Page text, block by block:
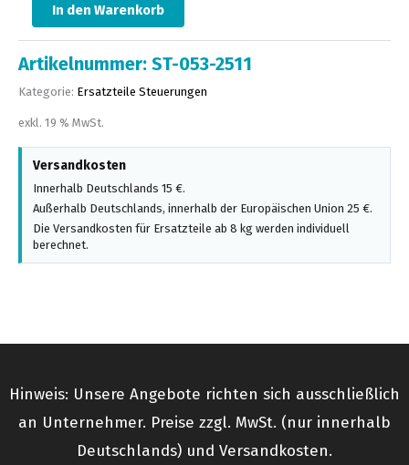
In den Warenkorb
Artikelnummer: ST-053-2511
Kategorie: Ersatzteile Steuerungen
exkl. 19 % MwSt.
Versandkosten
Innerhalb Deutschlands 15 €.
Außerhalb Deutschlands, innerhalb der Europäischen Union 25 €.
Die Versandkosten für Ersatzteile ab 8 kg werden individuell
berechnet.
Hinweis: Unsere Angebote richten sich ausschließlich
an Unternehmer. Preise zzgl. MwSt. (nur innerhalb
Deutschlands) und Versandkosten.